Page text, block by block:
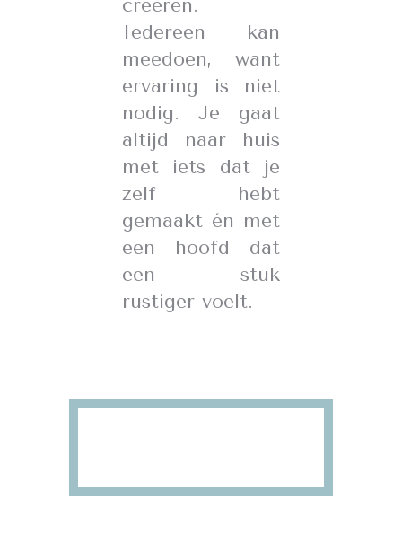
creëren.
Iedereen kan
meedoen, want
ervaring is niet
nodig. Je gaat
altijd naar huis
met iets dat je
zelf hebt
gemaakt én met
een hoofd dat
een stuk
rustiger voelt.